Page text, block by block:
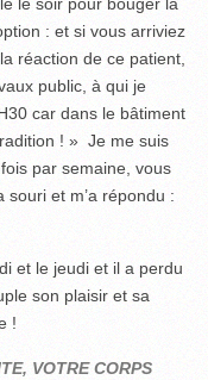
: et si vous arriviez
réaction de ce patient,
public, à qui je
car dans le bâtiment
! » Je me suis
par semaine, vous
et m’a répondu :
et le jeudi et il a perdu
son plaisir et sa
!
VOTRE CORPS